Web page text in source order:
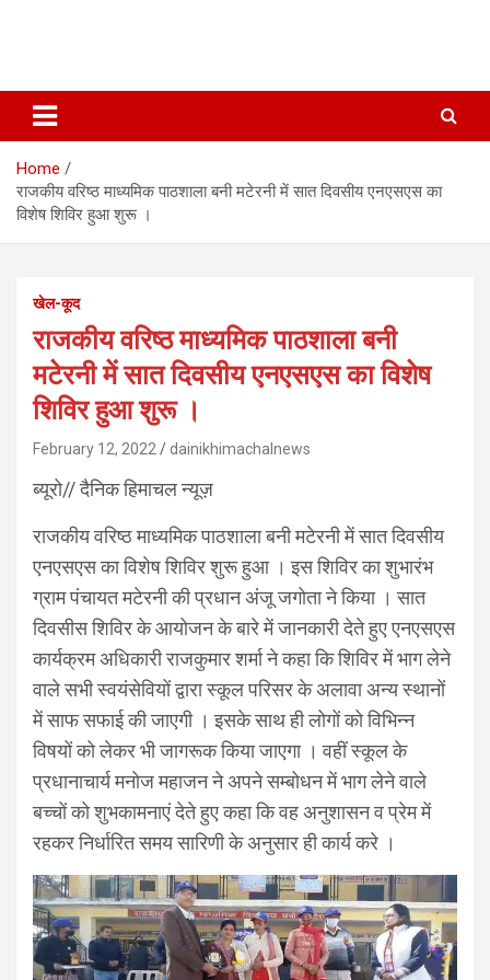
Home
राजकीय वरिष्ठ माध्यमिक पाठशाला बनी मटेरनी में सात दिवसीय एनएसएस का
विशेष शिविर हुआ शुरू ।
खेल-कूद
राजकीय वरिष्ठ माध्यमिक पाठशाला बनी
मटेरनी में सात दिवसीय एनएसएस का विशेष
शिविर हुआ शुरू ।
February 12, 2022 dainikhimachalnews
ब्यूरो// दैनिक हिमाचल न्यूज़
राजकीय वरिष्ठ माध्यमिक पाठशाला बनी मटेरनी में सात दिवसीय
एनएसएस का विशेष शिविर शुरू हुआ । इस शिविर का शुभारंभ
ग्राम पंचायत मटेरनी की प्रधान अंजू जगोता ने किया । सात
दिवसीस शिविर के आयोजन के बारे में जानकारी देते हुए एनएसएस
कार्यक्रम अधिकारी राजकुमार शर्मा ने कहा कि शिविर में भाग लेने
वाले सभी स्वयंसेवियों द्वारा स्कूल परिसर के अलावा अन्य स्थानों
में साफ सफाई की जाएगी । इसके साथ ही लोगों को विभिन्न
विषयों को लेकर भी जागरूक किया जाएगा । वहीं स्कूल के
प्रधानाचार्य मनोज महाजन ने अपने सम्बोधन में भाग लेने वाले
बच्चों को शुभकामनाएं देते हुए कहा कि वह अनुशासन व प्रेम में
रहकर निर्धारित समय सारिणी के अनुसार ही कार्य करे ।